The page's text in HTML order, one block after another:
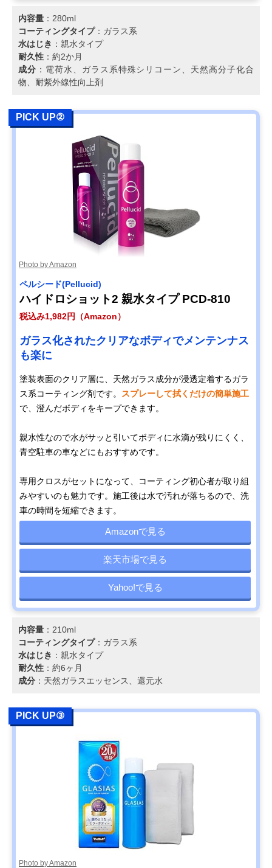
内容量 ：280ml
コーティングタイプ：ガラス系
水はじき ：親水タイプ
耐久性 ：約2か月
成分 ：電荷水、ガラス系特殊シリコーン、天然高分子化合
物、耐紫外線性向上剤
PICK UP②
Photo by Amazon
ペルシード(Pellucid)
ハイドロショット2 親水タイプ PCD-810
税込み1,982円（Amazon）
ガラス化されたクリアなボディでメンテンナス
も楽に
塗装表面のクリア層に、天然ガラス成分が浸透定着するガラ
ス系コーティング剤です。
スプレーして拭くだけの簡単施工
で、澄んだボディをキープできます。
親水性なので水がサッと引いてボディに水滴が残りにくく、
青空駐車の車などにもおすすめです。
専用クロスがセットになって、コーティング初心者が取り組
みやすいのも魅力です。施工後は水で汚れが落ちるので、洗
車の時間を短縮できます。
Amazonで見る
楽天市場で見る
Yahoo!で見る
内容量 ：210ml
コーティングタイプ：ガラス系
水はじき ：親水タイプ
耐久性 ：約6ヶ月
成分 ：天然ガラスエッセンス、還元水
PICK UP③
Photo by Amazon